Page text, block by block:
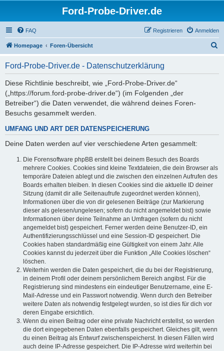
Ford-Probe-Driver.de
FAQ Anmelden
Registrieren
Homepage Foren-Übersicht
Ford-Probe-Driver.de - Datenschutzerklärung
Diese Richtlinie beschreibt, wie „Ford-Probe-Driver.de“
(„https://forum.ford-probe-driver.de“) (im Folgenden „der
Betreiber“) die Daten verwendet, die während deines Foren-
Besuchs gesammelt werden.
UMFANG UND ART DER DATENSPEICHERUNG
Deine Daten werden auf vier verschiedene Arten gesammelt:
Die Forensoftware phpBB erstellt bei deinem Besuch des Boards
mehrere Cookies. Cookies sind kleine Textdateien, die dein Browser als
temporäre Dateien ablegt und die zwischen den einzelnen Aufrufen des
Boards erhalten bleiben. In diesen Cookies sind die aktuelle ID deiner
Sitzung (damit dir alle Seitenaufrufe zugeordnet werden können),
Informationen über die von dir gelesenen Beiträge (zur Markierung
dieser als gelesen/ungelesen; sofern du nicht angemeldet bist) sowie
Informationen über deine Teilnahme an Umfragen (sofern du nicht
angemeldet bist) gespeichert. Ferner werden deine Benutzer-ID, ein
Authentifizierungsschlüssel und eine Session-ID gespeichert. Die
Cookies haben standardmäßig eine Gültigkeit von einem Jahr. Alle
Cookies kannst du jederzeit über die Funktion „Alle Cookies löschen“
löschen.
Weiterhin werden die Daten gespeichert, die du bei der Registrierung,
in deinem Profil oder deinem persönlichem Bereich angibst. Für die
Registrierung sind mindestens ein eindeutiger Benutzername, eine E-
Mail-Adresse und ein Passwort notwendig. Wenn durch den Betreiber
weitere Daten als notwendig festgelegt wurden, so ist dies für dich vor
deren Eingabe ersichtlich.
Wenn du einen Beitrag oder eine private Nachricht erstellst, so werden
die dort eingegebenen Daten ebenfalls gespeichert. Gleiches gilt, wenn
du einen Beitrag als Entwurf zwischenspeicherst. In diesen Fällen wird
auch deine IP-Adresse gespeichert. Die IP-Adresse wird weiterhin bei